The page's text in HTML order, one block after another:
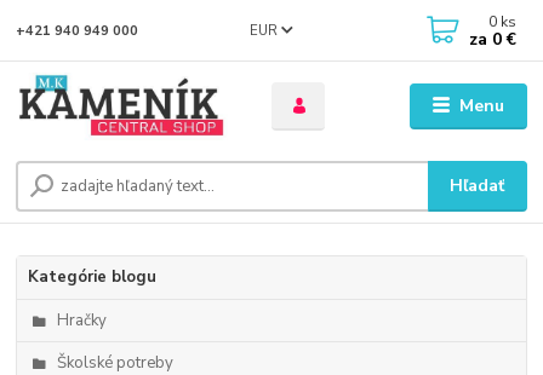
Menu
EUR
Hľadať
+421 940 949 000 0 ks
za 0 €
Kategórie blogu
Hračky
Školské potreby